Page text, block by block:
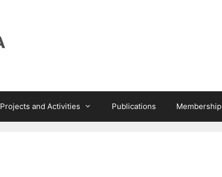
Projects and Activities Publications Membership